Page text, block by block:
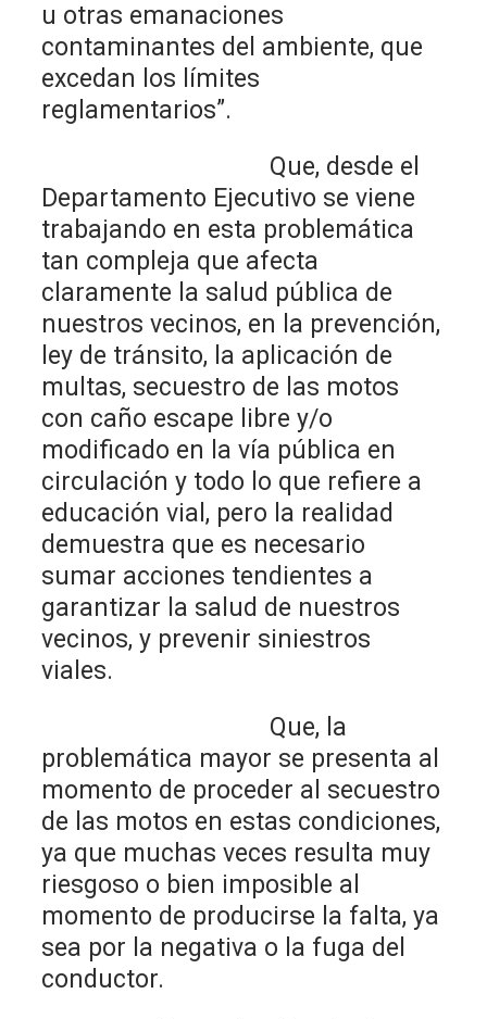
u otras emanaciones
contaminantes del ambiente, que
excedan los límites
reglamentarios”.
Que, desde el
Departamento Ejecutivo se viene
trabajando en esta problemática
tan compleja que afecta
claramente la salud pública de
nuestros vecinos, en la prevención,
ley de tránsito, la aplicación de
multas, secuestro de las motos
con caño escape libre y/o
modificado en la vía pública en
circulación y todo lo que refiere a
educación vial, pero la realidad
demuestra que es necesario
sumar acciones tendientes a
garantizar la salud de nuestros
vecinos, y prevenir siniestros
viales.
Que, la
problemática mayor se presenta al
momento de proceder al secuestro
de las motos en estas condiciones,
ya que muchas veces resulta muy
riesgoso o bien imposible al
momento de producirse la falta, ya
sea por la negativa o la fuga del
conductor.